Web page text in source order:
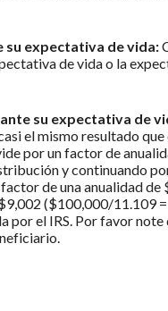
expectativa de vida:
de vida o la
su expectativa de
el mismo resultado
por un factor de
y continuando
de una anualidad
($100,000/11.109 =
por el IRS. Por favor